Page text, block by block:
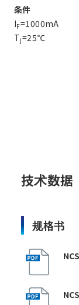
条件
IF=1000mA
Tj=25℃
技术数据
规格书